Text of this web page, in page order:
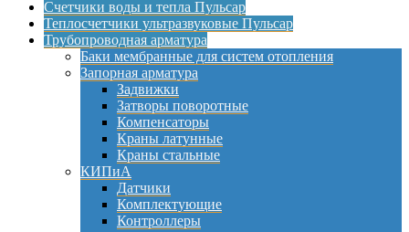
Счетчики воды и тепла Пульсар
Теплосчетчики ультразвуковые Пульсар
Трубопроводная арматура
Баки мембранные для систем отопления
Запорная арматура
Задвижки
Затворы поворотные
Компенсаторы
Краны латунные
Краны стальные
КИПиА
Датчики
Комплектующие
Контроллеры